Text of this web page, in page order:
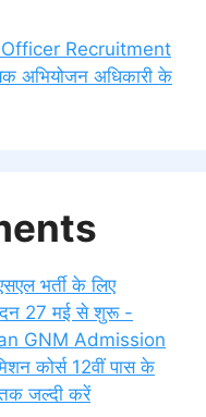
Recruitment
अभियोजन अधिकारी के
भर्ती के लिए
27 मई से शुरू -
GNM Admission
कोर्स 12वीं पास के
तक जल्दी करें